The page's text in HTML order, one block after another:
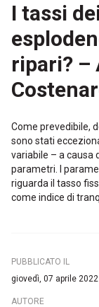
I tassi
ripari? –
Come prevedibile,
sono stati
variabile – a causa
parametri. I
riguarda il tasso
come indice di
PUBBLICATO IL
giovedì, 07 aprile 2022
AUTORE